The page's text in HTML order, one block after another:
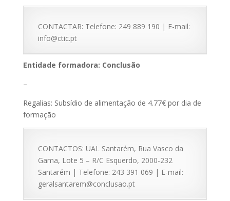
CONTACTAR: Telefone: 249 889 190 | E-mail:
info@ctic.pt
Entidade formadora: Conclusão
–
Regalias: Subsídio de alimentação de 4.77€ por dia de
formação
CONTACTOS: UAL Santarém, Rua Vasco da
Gama, Lote 5 – R/C Esquerdo, 2000-232
Santarém | Telefone: 243 391 069 | E-mail:
geralsantarem@conclusao.pt